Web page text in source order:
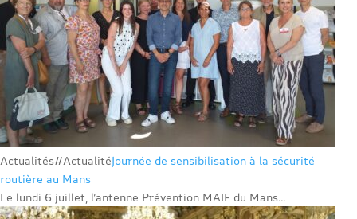
Actualités#ActualitéJournée de sensibilisation à la sécurité
routière au Mans
Le lundi 6 juillet, l’antenne Prévention MAIF du Mans...